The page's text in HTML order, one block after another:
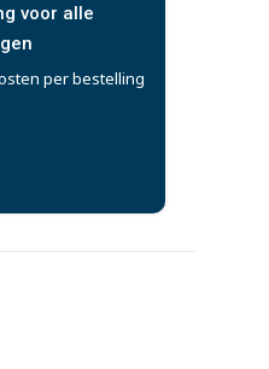
voor alle
per bestelling